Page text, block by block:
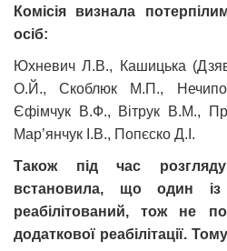
Комісія визнала
осіб:
Юхневич Л.В., Кашицька
О.Й., Скоблюк М.П.,
Єфімчук В.Ф., Вітрук В.М.,
Мар’янчук І.В., Попєско Д.І.
Також під час розгляду
встановила, що один
реабілітований, тож не
додаткової реабілітації.